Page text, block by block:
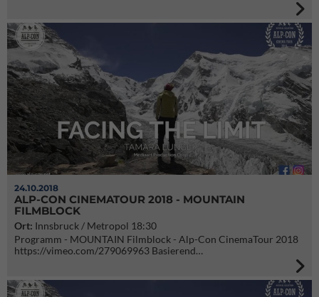
24.10.2018
ALP-CON CINEMATOUR 2018 - MOUNTAIN
FILMBLOCK
Ort: Innsbruck / Metropol 18:30
Programm - MOUNTAIN Filmblock - Alp-Con CinemaTour 2018
https://vimeo.com/279069963 Basierend…